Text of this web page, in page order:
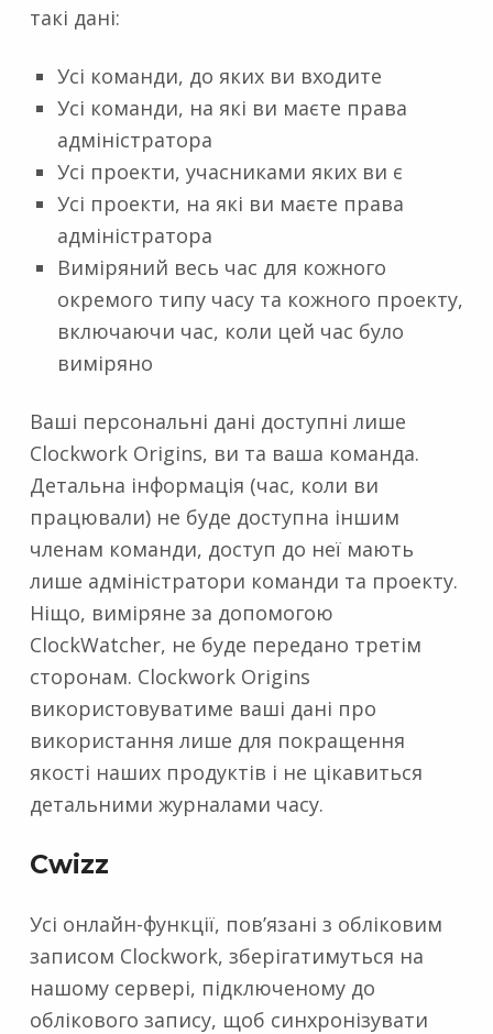
такі дані:
Усі команди, до яких ви входите
Усі команди, на які ви маєте права
адміністратора
Усі проекти, учасниками яких ви є
Усі проекти, на які ви маєте права
адміністратора
Виміряний весь час для кожного
окремого типу часу та кожного проекту,
включаючи час, коли цей час було
виміряно
Ваші персональні дані доступні лише
Clockwork Origins, ви та ваша команда.
Детальна інформація (час, коли ви
працювали) не буде доступна іншим
членам команди, доступ до неї мають
лише адміністратори команди та проекту.
Ніщо, виміряне за допомогою
ClockWatcher, не буде передано третім
сторонам. Clockwork Origins
використовуватиме ваші дані про
використання лише для покращення
якості наших продуктів і не цікавиться
детальними журналами часу.
Cwizz
Усі онлайн-функції, пов’язані з обліковим
записом Clockwork, зберігатимуться на
нашому сервері, підключеному до
облікового запису, щоб синхронізувати